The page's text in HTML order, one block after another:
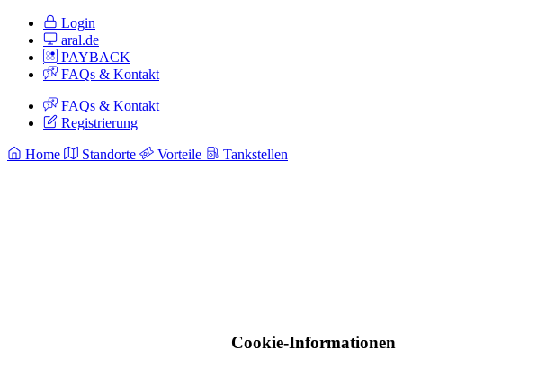
Login
aral.de
PAYBACK
FAQs & Kontakt
FAQs & Kontakt
Registrierung
Home Standorte Vorteile Tankstellen
Cookie-Informationen